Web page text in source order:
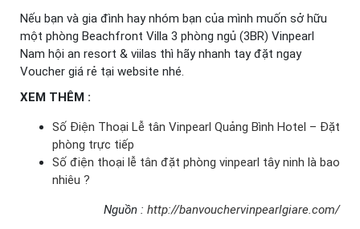
Nếu bạn và gia đình hay nhóm bạn của mình muốn sở hữu
một phòng Beachfront Villa 3 phòng ngủ (3BR) Vinpearl
Nam hội an resort & viilas thì hãy nhanh tay đặt ngay
Voucher giá rẻ tại website nhé.
XEM THÊM :
Số Điện Thoại Lễ tân Vinpearl Quảng Bình Hotel – Đặt
phòng trực tiếp
Số điện thoại lễ tân đặt phòng vinpearl tây ninh là bao
nhiêu ?
Nguồn : http://banvouchervinpearlgiare.com/